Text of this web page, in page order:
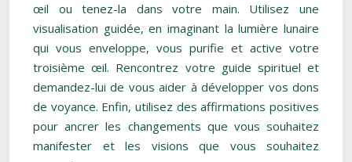
œil ou tenez-la dans votre main. Utilisez une
visualisation guidée, en imaginant la lumière lunaire
qui vous enveloppe, vous purifie et active votre
troisième œil. Rencontrez votre guide spirituel et
demandez-lui de vous aider à développer vos dons
de voyance. Enfin, utilisez des affirmations positives
pour ancrer les changements que vous souhaitez
manifester et les visions que vous souhaitez